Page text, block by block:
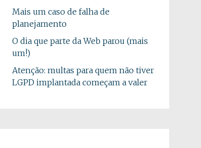
Mais um caso de falha de
planejamento
O dia que parte da Web parou (mais
um!)
Atenção: multas para quem não tiver
LGPD implantada começam a valer